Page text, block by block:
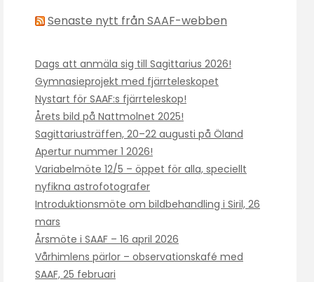
Senaste nytt från SAAF-webben
Dags att anmäla sig till Sagittarius 2026!
Gymnasieprojekt med fjärrteleskopet
Nystart för SAAF:s fjärrteleskop!
Årets bild på Nattmolnet 2025!
Sagittariusträffen, 20–22 augusti på Öland
Apertur nummer 1 2026!
Variabelmöte 12/5 – öppet för alla, speciellt
nyfikna astrofotografer
Introduktionsmöte om bildbehandling i Siril, 26
mars
Årsmöte i SAAF – 16 april 2026
Vårhimlens pärlor – observationskafé med
SAAF, 25 februari